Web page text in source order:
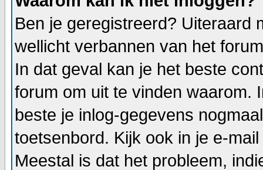
Ben je geregistreerd? Uiteraard
wellicht verbannen van het
In dat geval kan je het beste
forum om uit te vinden waarom.
beste je inlog-gegevens
toetsenbord. Kijk ook in je e-
Meestal is dat het probleem,